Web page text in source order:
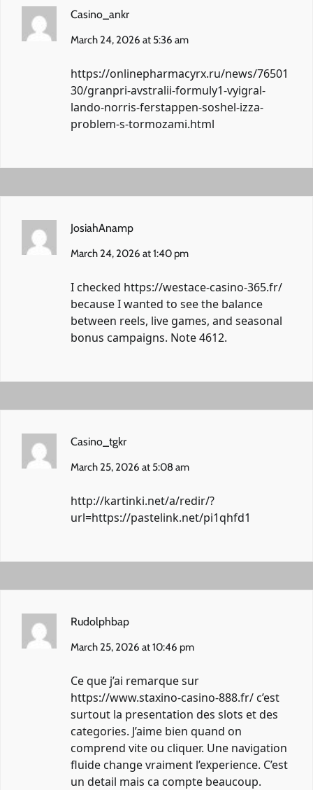
Casino_ankr
March 24, 2026 at 5:36 am
https://onlinepharmacyrx.ru/news/76501
30/granpri-avstralii-formuly1-vyigral-
lando-norris-ferstappen-soshel-izza-
problem-s-tormozami.html
JosiahAnamp
March 24, 2026 at 1:40 pm
I checked https://westace-casino-365.fr/
because I wanted to see the balance
between reels, live games, and seasonal
bonus campaigns. Note 4612.
Casino_tgkr
March 25, 2026 at 5:08 am
http://kartinki.net/a/redir/?
url=https://pastelink.net/pi1qhfd1
Rudolphbap
March 25, 2026 at 10:46 pm
Ce que j’ai remarque sur
https://www.staxino-casino-888.fr/c’est
surtout la presentation des slots et des
categories. J’aime bien quand on
comprend vite ou cliquer. Une navigation
fluide change vraiment l’experience. C’est
un detail mais ca compte beaucoup.